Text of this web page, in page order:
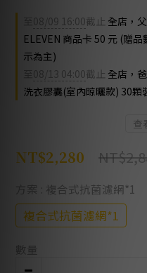
08/09 16:00截止 全店，
ELEVEN 商品卡 50 元 (贈
示為主)
08/13 04:00截止 全店，
洗衣膠囊(室內晾曬款) 30顆
查
NT$2,280
: 複合式抗菌濾網*1
複合式抗菌濾網*1
數量